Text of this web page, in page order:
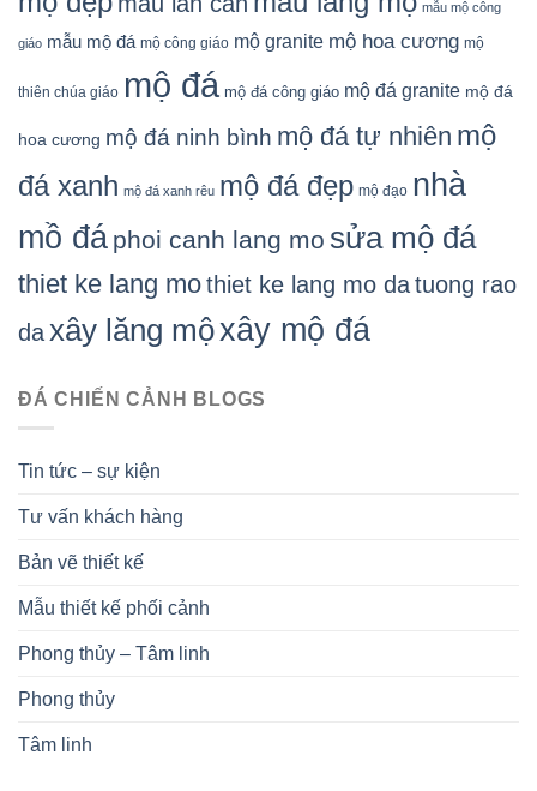
mẫu mộ công
giáo mẫu mộ đá mộ công giáo mộ granite mộ hoa cương mộ
thiên chúa giáo mộ đá mộ đá công giáo mộ đá granite mộ đá
hoa cương mộ đá ninh bình mộ đá tự nhiên mộ
đá xanh mộ đá xanh rêu mộ đá đẹp mộ đạo nhà
mồ đá phoi canh lang mo sửa mộ đá
thiet ke lang mothiet ke lang mo datuong rao
daxây lăng mộxây mộ đá
ĐÁ CHIẾN CẢNH BLOGS
Tin tức – sự kiện
Tư vấn khách hàng
Bản vẽ thiết kế
Mẫu thiết kế phối cảnh
Phong thủy – Tâm linh
Phong thủy
Tâm linh